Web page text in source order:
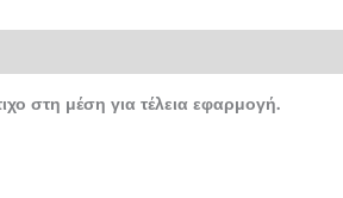
στη μέση για τέλεια εφαρμογή.